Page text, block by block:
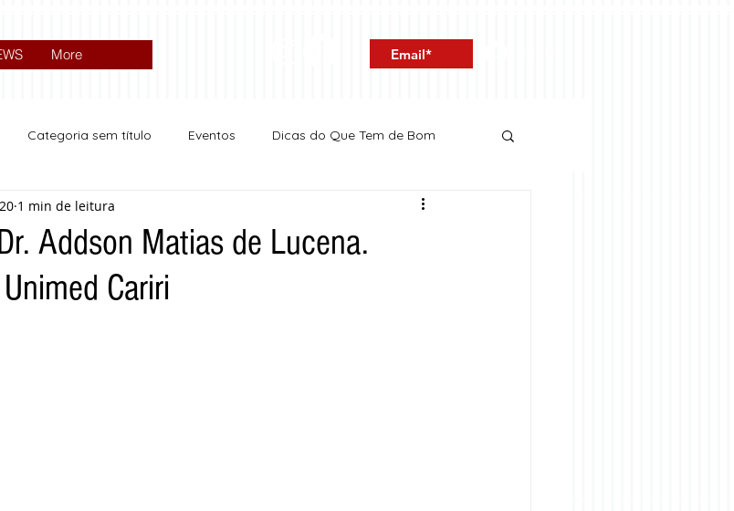
More
Categoria sem título Eventos Dicas do Que Tem de Bom
Política
Addson Matias de Lucena.
Cariri
1 min de leitura